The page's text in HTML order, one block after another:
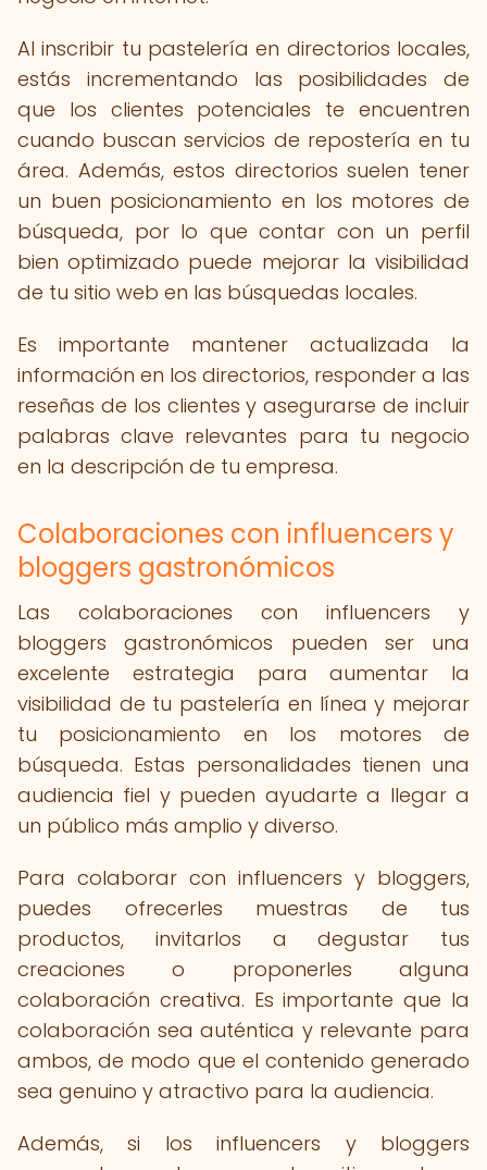
Al inscribir tu pastelería en directorios locales,
estás incrementando las posibilidades de
que los clientes potenciales te encuentren
cuando buscan servicios de repostería en tu
área. Además, estos directorios suelen tener
un buen posicionamiento en los motores de
búsqueda, por lo que contar con un perfil
bien optimizado puede mejorar la visibilidad
de tu sitio web en las búsquedas locales.
Es importante mantener actualizada la
información en los directorios, responder a las
reseñas de los clientes y asegurarse de incluir
palabras clave relevantes para tu negocio
en la descripción de tu empresa.
Colaboraciones con influencers y
bloggers gastronómicos
Las colaboraciones con influencers y
bloggers gastronómicos pueden ser una
excelente estrategia para aumentar la
visibilidad de tu pastelería en línea y mejorar
tu posicionamiento en los motores de
búsqueda. Estas personalidades tienen una
audiencia fiel y pueden ayudarte a llegar a
un público más amplio y diverso.
Para colaborar con influencers y bloggers,
puedes ofrecerles muestras de tus
productos, invitarlos a degustar tus
creaciones o proponerles alguna
colaboración creativa. Es importante que la
colaboración sea auténtica y relevante para
ambos, de modo que el contenido generado
sea genuino y atractivo para la audiencia.
Además, si los influencers y bloggers